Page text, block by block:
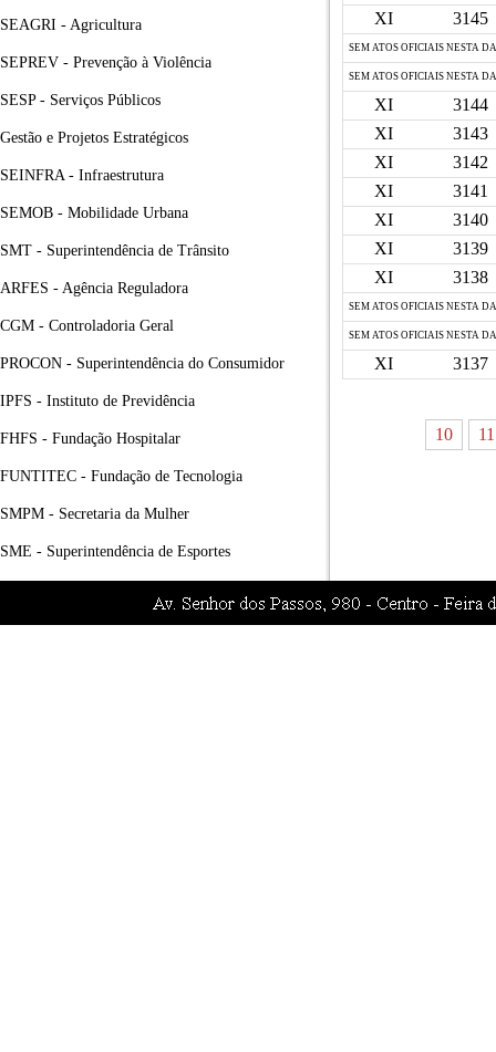
SEAGRI - Agricultura
SEPREV - Prevenção à Violência
SESP - Serviços Públicos
Gestão e Projetos Estratégicos
SEINFRA - Infraestrutura
SEMOB - Mobilidade Urbana
SMT - Superintendência de Trânsito
ARFES - Agência Reguladora
CGM - Controladoria Geral
PROCON - Superintendência do Consumidor
IPFS - Instituto de Previdência
FHFS - Fundação Hospitalar
FUNTITEC - Fundação de Tecnologia
SMPM - Secretaria da Mulher
SME - Superintendência de Esportes
XI
3145
SEM ATOS OFICIAIS NESTA
SEM ATOS OFICIAIS NESTA
XI
3144
XI
3143
XI
3142
XI
3141
XI
3140
XI
3139
XI
3138
SEM ATOS OFICIAIS NESTA
SEM ATOS OFICIAIS NESTA
XI 3137
10 11